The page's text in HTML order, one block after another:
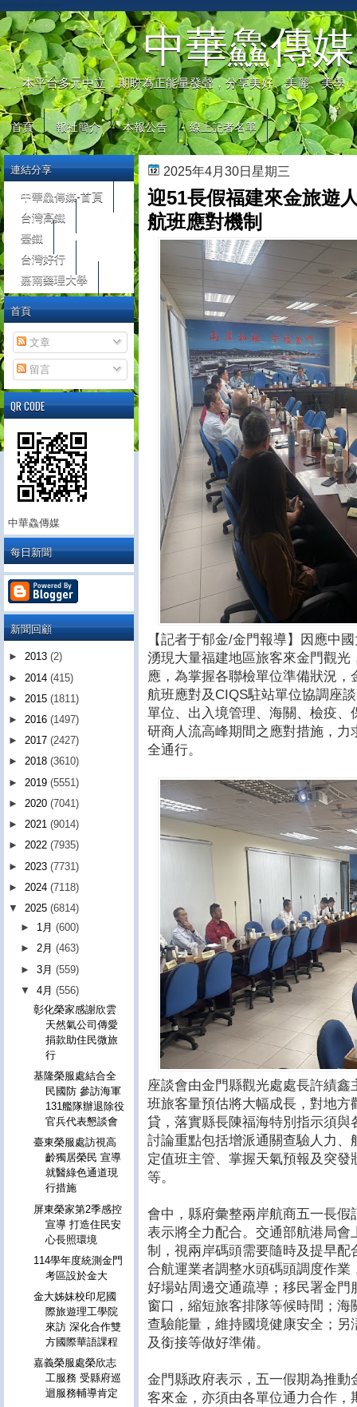
中華鱻傳媒
本平台多元中立，期盼為正能量發聲，分享美好、美麗、美學
首頁 報社簡介 本報公告 線上記者名單
2025年4月30日星期三
迎51長假福建來金旅遊
航班應對機制
【記者于郁金/金門報導】因應中
湧現大量福建地區旅客來金門觀
應，為掌握各聯檢單位準備狀況
航班應對及CIQS駐站單位協調座
單位、出入境管理、海關、檢疫
研商人流高峰期間之應對措施，
全通行。
座談會由金門縣觀光處處長許績
班旅客量預估將大幅成長，對地
貸，落實縣長陳福海特別指示須
討論重點包括增派通關查驗人力
定值班主管、掌握天氣預報及突
等。
會中，縣府彙整兩岸航商五一長
表示將全力配合。交通部航港局
制，視兩岸碼頭需要隨時及提早
合航運業者調整水頭碼頭調度作
好場站周邊交通疏導；移民署金
窗口，縮短旅客排隊等候時間；
查驗能量，維持國境健康安全；
及銜接等做好準備。
金門縣政府表示，五一假期為推
客來金，亦須由各單位通力合作
連結分享
中華鱻傳媒-首頁
台灣高鐵
臺鐵
台灣好行
嘉南藥理大學
首頁
文章
留言
QR CODE
中華鱻傳媒
每日新聞
新聞回顧
► 2013 (2)
► 2014 (415)
► 2015 (1811)
► 2016 (1497)
► 2017 (2427)
► 2018 (3610)
► 2019 (5551)
► 2020 (7041)
► 2021 (9014)
► 2022 (7935)
► 2023 (7731)
► 2024 (7118)
▼ 2025 (6814)
► 1月(600)
►2月(463)
►3月(559)
▼4月(556)
彰化榮家感謝欣雲
天然氣公司傳愛
捐款助住民微旅
行
基隆榮服處結合全
民國防 參訪海軍
131艦隊辦退除役
官兵代表懇談會
臺東榮服處訪視高
齡獨居榮民 宣導
就醫綠色通道現
行措施
屏東榮家第2季感控
宣導 打造住民安
心長照環境
114學年度統測金門
考區設於金大
金大姊妹校印尼國
際旅遊理工學院
來訪 深化合作雙
方國際華語課程
嘉義榮服處榮欣志
工服務 受縣府巡
迴服務輔導肯定